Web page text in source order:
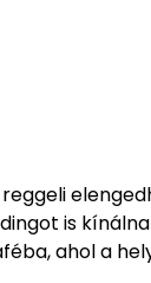
is
ahol a